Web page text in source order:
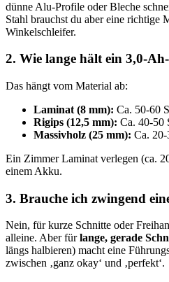
dünne Alu-Profile oder Bleche
Stahl brauchst du aber eine richtige
Winkelschleifer.
2. Wie lange hält ein 3,0-
Das hängt vom Material ab:
Laminat (8 mm): Ca. 50-60
Rigips (12,5 mm): Ca. 40-50
Massivholz (25 mm): Ca.
Ein Zimmer Laminat verlegen (ca.
einem Akku.
3. Brauche ich zwingend
Nein, für kurze Schnitte oder
alleine. Aber fürlange, gerade
längs halbieren) macht eine
zwischen ‚ganz okay‘ und ‚perfekt‘.